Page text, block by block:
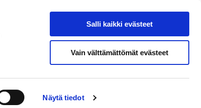
Näytä tiedot
Salli kaikki evästeet
Vain välttämättömät evästeet
Hae sivustolta